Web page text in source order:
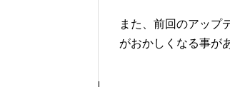
また、前回のアップ
がおかしくなる事が